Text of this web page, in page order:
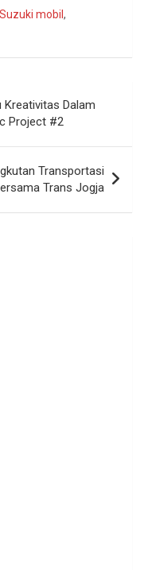
mobil ,
Kreativitas Dalam
Project #2
Transportasi
Trans Jogja